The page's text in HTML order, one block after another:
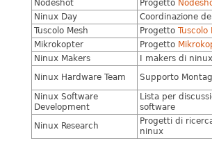
Nodeshot
Progetto
Ninux Day
Coordinazione
Tuscolo Mesh
ProgettoTuscolo
Mikrokopter
Progetto
Ninux Makers
I makers di
Ninux Hardware Team
Supporto
Ninux Software
Development
Lista per
software
Ninux Research
Progetti di
ninux